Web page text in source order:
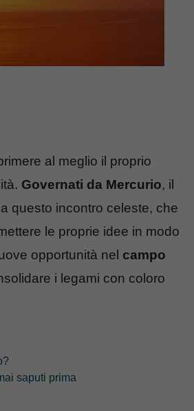
al meglio il proprio
Governati da Mercurio, il
questo incontro celeste, che
le proprie idee in modo
opportunità nel campo
i legami con coloro
saputi prima